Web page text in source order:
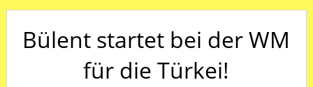
Bülent startet bei der WM
für die Türkei!